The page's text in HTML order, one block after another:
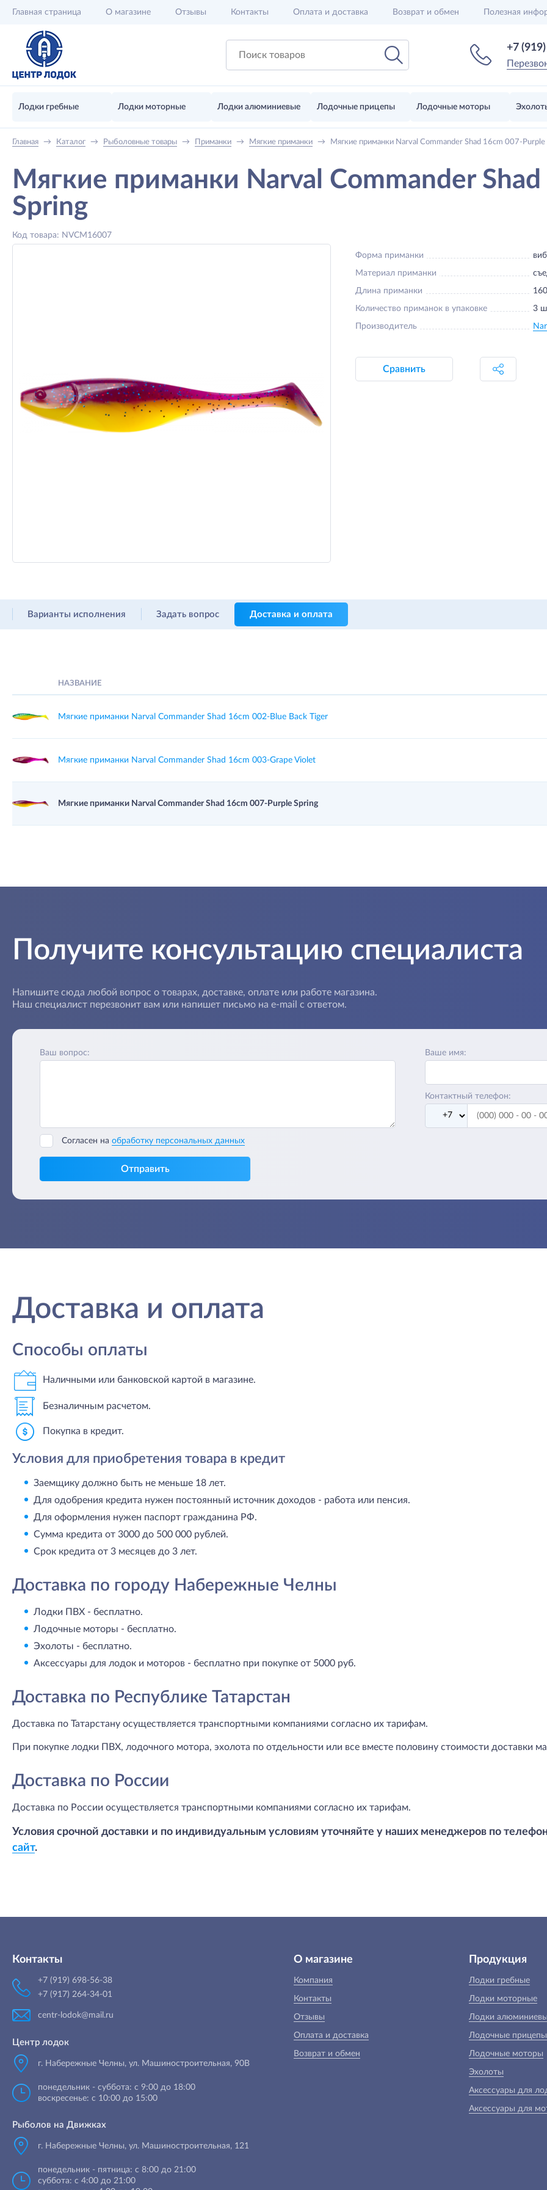
Главная страница О магазине Отзывы Контакты Оплата и доставка Возврат и обмен Полезная
+7
Лодки гребные Лодки моторные Лодки алюминиевые Лодочные прицепы Лодочные моторы
Главная → Каталог → Рыболовные товары → Приманки → Мягкие приманки → Мягкие приманки Narval Commander Shad 16cm 007-Purple
Мягкие приманки Narval Commander
Spring
Код товара: NVCM16007
Форма приманки
Материал приманки
Длина приманки
Количество приманок в упаковке 3
Производитель
Сравнить
Варианты исполнения Задать вопрос Доставка и оплата
НАЗВАНИЕ
Мягкие приманки Narval Commander Shad 16cm 002-Blue Back Tiger
Мягкие приманки Narval Commander Shad 16cm 003-Grape Violet
Мягкие приманки Narval Commander Shad 16cm 007-Purple Spring
Получите консультацию специалиста
Напишите сюда любой вопрос о товарах, доставке, оплате или работе магазина.
Наш специалист перезвонит вам или напишет письмо на e-mail с ответом.
Ваш вопрос: Ваше имя:
Контактный телефон:
Согласен на обработку персональных данных
Отправить
Доставка и оплата
Способы оплаты
Наличными или банковской картой в магазине.
Безналичным расчетом.
Покупка в кредит.
Условия для приобретения товара в кредит
Заемщику должно быть не меньше 18 лет.
Для одобрения кредита нужен постоянный источник доходов - работа или пенсия.
Для оформления нужен паспорт гражданина РФ.
Сумма кредита от 3000 до 500 000 рублей.
Срок кредита от 3 месяцев до 3 лет.
Доставка по городу Набережные Челны
Лодки ПВХ - бесплатно.
Лодочные моторы - бесплатно.
Эхолоты - бесплатно.
Аксессуары для лодок и моторов - бесплатно при покупке от 5000 руб.
Доставка по Республике Татарстан
Доставка по Татарстану осуществляется транспортными компаниями согласно их тарифам.
При покупке лодки ПВХ, лодочного мотора, эхолота по отдельности или все вместе половину стоимости доставки
Доставка по России
Доставка по России осуществляется транспортными компаниями согласно их тарифам.
Условия срочной доставки и по индивидуальным условиям уточняйте у наших менеджеров по
сайт.
Контакты
+7 (919) 698-56-38
+7 (917) 264-34-01
centr-lodok@mail.ru
Центр лодок
г. Набережные Челны, ул. Машиностроительная, 90B
понедельник - суббота: с 9:00 до 18:00
воскресенье: с 10:00 до 15:00
Рыболов на Движках
г. Набережные Челны, ул. Машиностроительная, 121
понедельник - пятница: с 8:00 до 21:00
суббота: с 4:00 до 21:00
О магазине
Компания
Контакты
Отзывы
Оплата и доставка
Возврат и обмен
Продукция
Лодки гребные
Лодки моторные
Лодки
Лодочные прицепы
Лодочные моторы
Эхолоты
Аксессуары для
Аксессуары для